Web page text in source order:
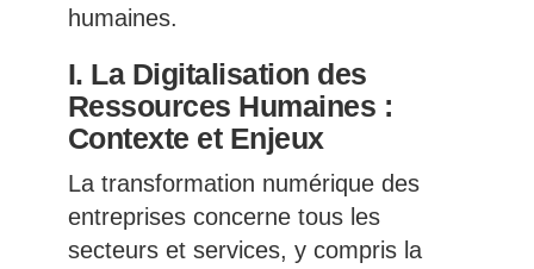
humaines.
I. La Digitalisation des
Ressources Humaines :
Contexte et Enjeux
La transformation numérique des
entreprises concerne tous les
secteurs et services, y compris la